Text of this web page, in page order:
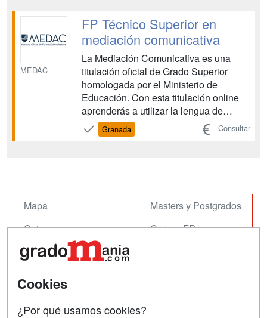
vigente. A lo largo de este ciclo
formativo adquirirás las co...
MEDAC
FP Técnico Superior en
mediación comunicativa
La Mediación Comunicativa es una
titulación oficial de Grado Superior
homologada por el Ministerio de
Educación. Con esta titulación online
aprenderás a utilizar la lengua de
signos española para favorecer la
inclusión de personas sordas,
Granada Consultar
Mapa
Quienes somos
Tarifas publicidad
Masters y Postgrados
Cursos FP
Cookies
¿Por qué usamos cookies?